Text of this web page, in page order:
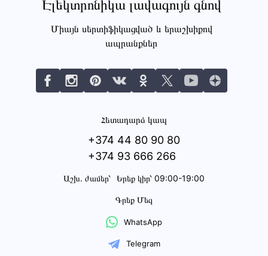
Էլեկտրոնիկա լավագույն գնով
Միայն սերտիֆիկացված և երաշխիքով
ապրանքներ
Հետադարձ կապ
+374 44 80 90 80
+374 93 666 266
Աշխ․ ժամեր՝ Երեք կիր՝ 09:00-19:00
Գրեք Մեզ
WhatsApp
Telegram